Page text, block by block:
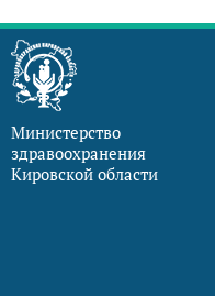
Министерство
здравоохранения
Кировской области